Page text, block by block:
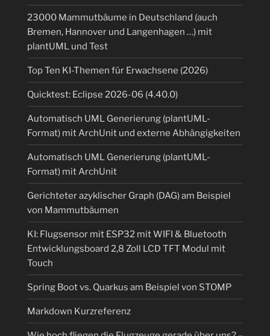
23000 Mammutbäume in Deutschland (auch
Bremen, Hannover und Langenhagen …) mit
plantUML und Test
Top Ten KI-Themen für Erwachsene (2026)
Quicktest: Eclipse 2026-06 (4.40.0)
Automatisch UML Generierung (plantUML-
Format) mit ArchUnit und externe Abhängigkeiten
Automatisch UML Generierung (plantUML-
Format) mit ArchUnit
Gerichteter azyklischer Graph (DAG) am Beispiel
von Mammutbäumen
KI: Flugsensor mit ESP32 mit WIFI & Bluetooth
Entwicklungsboard 2,8 Zoll LCD TFT Modul mit
Touch
Spring Boot vs. Quarkus am Beispiel von STOMP
Markdown Kurzreferenz